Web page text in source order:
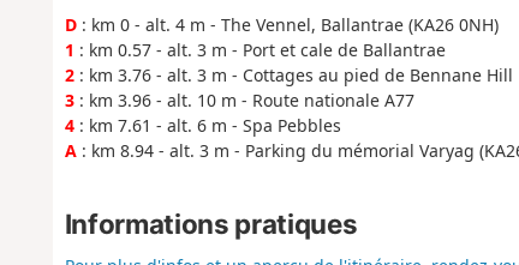
D: km 0 - alt. 4 m - The Vennel, Ballantrae (KA26 0NH)
1 : km 0.57 - alt. 3 m - Port et cale de Ballantrae
2: km 3.76 - alt. 3 m - Cottages au pied de Bennane Hill
3: km 3.96 - alt. 10 m - Route nationale A77
4: km 7.61 - alt. 6 m - Spa Pebbles
A: km 8.94 - alt. 3 m - Parking du mémorial Varyag
Informations pratiques